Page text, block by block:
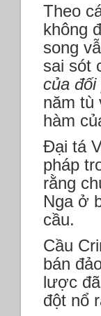
Theo
không
song
sai sót
của đối
năm tù
hàm
Đại tá
pháp
rằng
Nga ở
cầu.
Cầu
bán
lược
đột nổ